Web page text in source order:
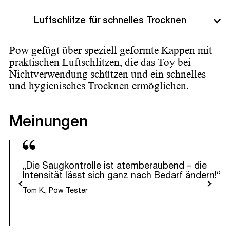
Luftschlitze für schnelles Trocknen
Pow gefügt über speziell geformte Kappen mit
praktischen Luftschlitzen, die das Toy bei
Nichtverwendung schützen und ein schnelles
und hygienisches Trocknen ermöglichen.
Meinungen
Weiter
„Die Saugkontrolle ist atemberaubend – die
Intensität lässt sich ganz nach Bedarf ändern!“
Tom K., Pow Tester